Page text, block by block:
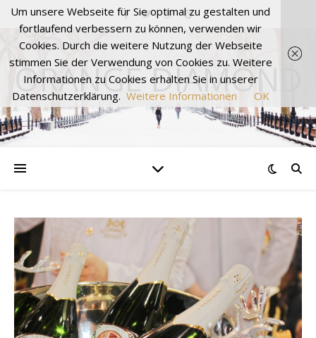
ORANGE DIAMOND
Um unsere Webseite für Sie optimal zu gestalten und
fortlaufend verbessern zu können, verwenden wir
Cookies. Durch die weitere Nutzung der Webseite
stimmen Sie der Verwendung von Cookies zu. Weitere
Informationen zu Cookies erhalten Sie in unserer
Datenschutzerklärung. Weitere Informationen OK